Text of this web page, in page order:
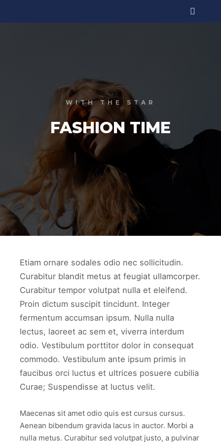
Menu
WITH THE STAR
FASHION TIME
Etiam ornare sodales odio nec sollicitudin.
Curabitur blandit metus at feugiat ullamcorper.
Curabitur tempor volutpat nulla et eleifend.
Proin dictum suscipit tincidunt. Integer
fermentum accumsan ipsum. Nulla nulla
lectus, laoreet ac sem et, viverra interdum
odio. Vestibulum porttitor dolor in consequat
commodo. Vestibulum ante ipsum primis in
faucibus orci luctus et ultrices posuere cubilia
Curae; Suspendisse at luctus velit.
Maecenas sit amet odio quis est cursus cursus.
Aenean bibendum gravida lacus in auctor. Morbi a
nulla metus. Curabitur sed volutpat justo, a pulvinar